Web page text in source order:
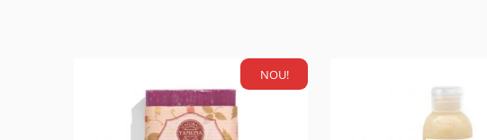
NOU!